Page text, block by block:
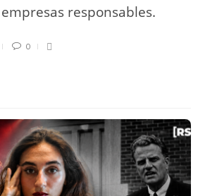
responsables.
0